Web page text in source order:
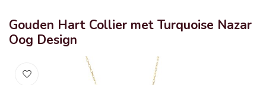
Gouden Hart Collier met Turquoise Nazar
Oog Design